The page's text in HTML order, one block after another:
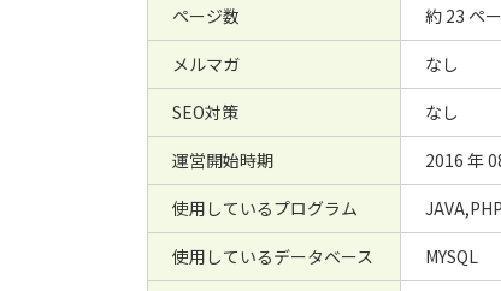
ページ数
約 23 ペ
メルマガ
なし
SEO対策
なし
運営開始時期
2016 年
使用しているプログラム
JAVA,PHP
使用しているデータベース
MYSQL